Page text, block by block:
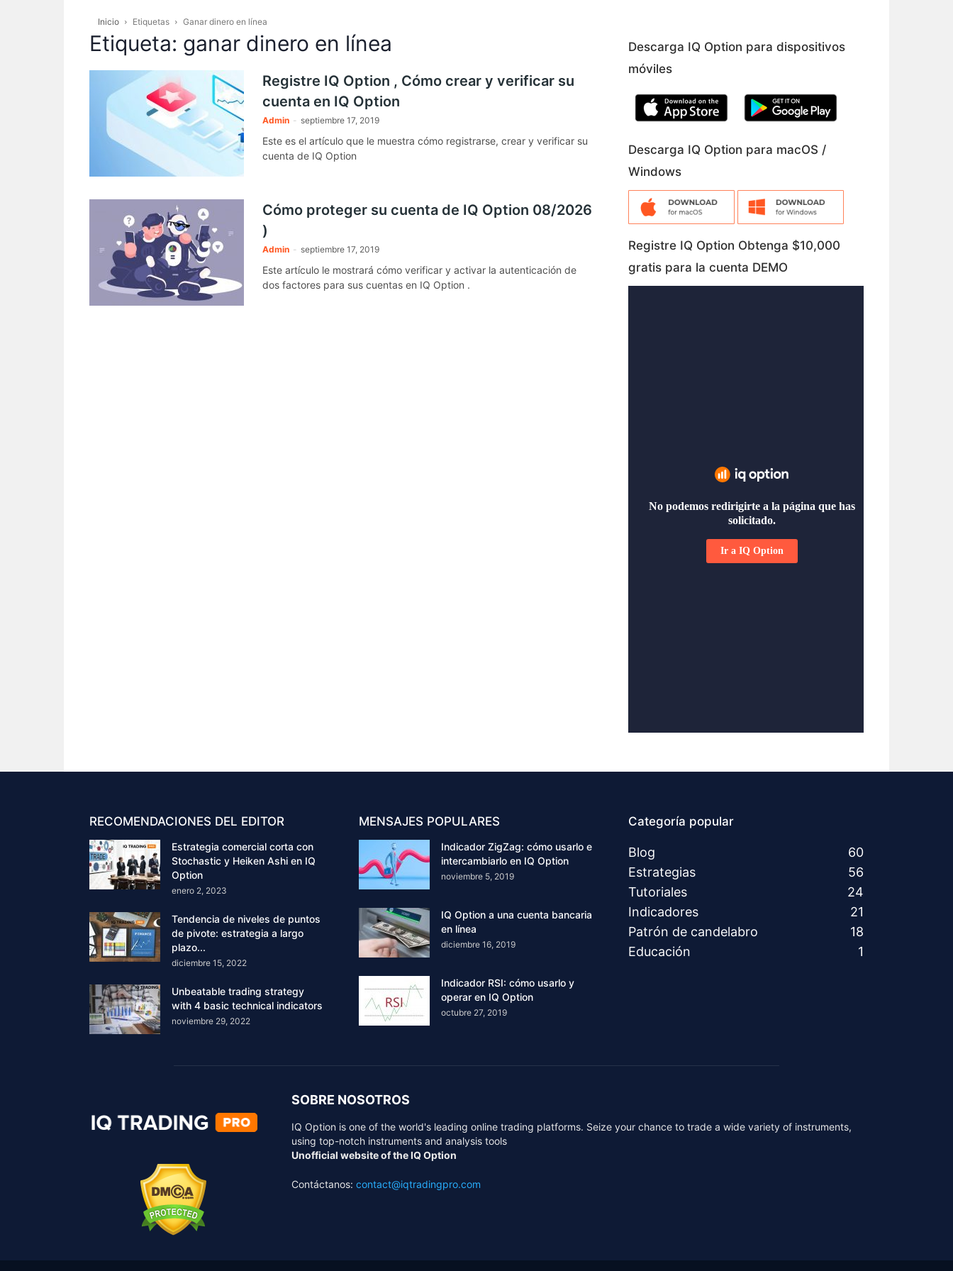
Inicio Etiquetas Ganar dinero en línea
Etiqueta: ganar dinero en línea
Registre IQ Option , Cómo crear y verificar su
cuenta en IQ Option
Admin - septiembre 17, 2019
Este es el artículo que le muestra cómo registrarse, crear y verificar su
cuenta de IQ Option
Cómo proteger su cuenta de IQ Option 08/2026
)
Admin - septiembre 17, 2019
Este artículo le mostrará cómo verificar y activar la autenticación de
dos factores para sus cuentas en IQ Option .
Descarga IQ Option para dispositivos
móviles
Descarga IQ Option para macOS /
Windows
Registre IQ Option Obtenga $10,000
gratis para la cuenta DEMO
RECOMENDACIONES DEL EDITOR
Estrategia comercial corta con
Stochastic y Heiken Ashi en IQ
Option
enero 2, 2023
Tendencia de niveles de puntos
de pivote: estrategia a largo
plazo...
diciembre 15, 2022
Unbeatable trading strategy
with 4 basic technical indicators
noviembre 29, 2022
MENSAJES POPULARES
Indicador ZigZag: cómo usarlo e
intercambiarlo en IQ Option
noviembre 5, 2019
IQ Option a una cuenta bancaria
en línea
diciembre 16, 2019
Indicador RSI: cómo usarlo y
operar en IQ Option
octubre 27, 2019
Categoría popular
Blog
60
Estrategias
56
Tutoriales
24
Indicadores
21
Patrón de candelabro
18
Educación
1
SOBRE NOSOTROS
IQ Option is one of the world's leading online trading platforms. Seize your chance to trade a wide variety of instruments,
using top-notch instruments and analysis tools
Unofficial website of the IQ Option
Contáctanos: contact@iqtradingpro.com